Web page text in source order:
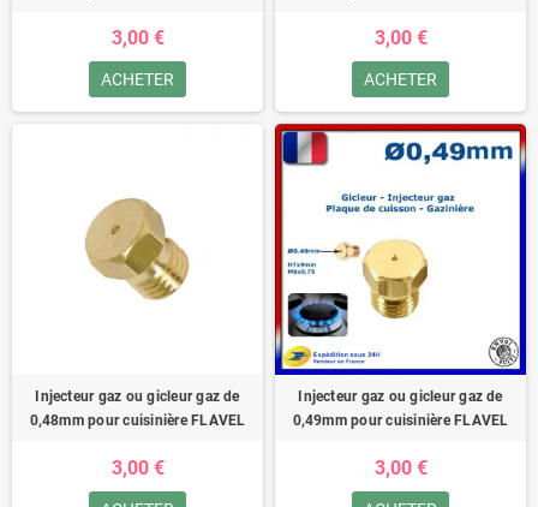
3,00 €
ACHETER
3,00 €
ACHETER
Injecteur gaz ou gicleur gaz de
0,48mm pour cuisinière FLAVEL
3,00 €
Injecteur gaz ou gicleur gaz de
0,49mm pour cuisinière FLAVEL
3,00 €